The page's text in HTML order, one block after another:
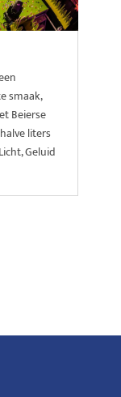
smaak,
Beierse
liters
Geluid